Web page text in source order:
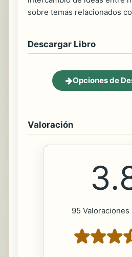
sobre temas relacionados
Descargar Libro
Opciones de
Valoración
95 Valoraciones